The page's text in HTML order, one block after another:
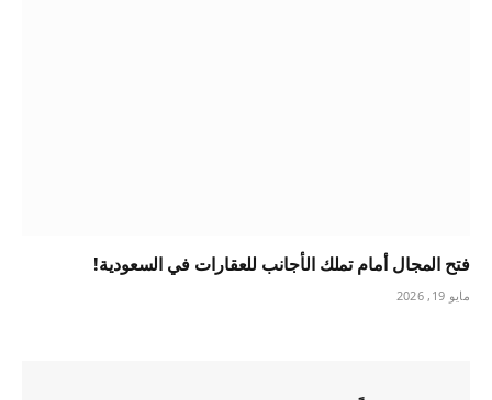
فتح المجال أمام تملك الأجانب للعقارات في السعودية!
مايو 19, 2026